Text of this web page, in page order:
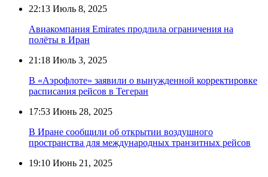
22:13 Июль 8, 2025
Авиакомпания Emirates продлила ограничения на
полёты в Иран
21:18 Июль 3, 2025
В «Аэрофлоте» заявили о вынужденной корректировке
расписания рейсов в Тегеран
17:53 Июнь 28, 2025
В Иране сообщили об открытии воздушного
пространства для международных транзитных рейсов
19:10 Июнь 21, 2025